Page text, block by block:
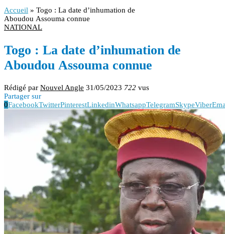
Accueil » Togo : La date d’inhumation de
Aboudou Assouma connue
NATIONAL
Togo : La date d’inhumation de
Aboudou Assouma connue
Rédigé par Nouvel Angle 31/05/2023 722 vus
Partager sur
0FacebookTwitterPinterestLinkedinWhatsappTelegramSkypeViber